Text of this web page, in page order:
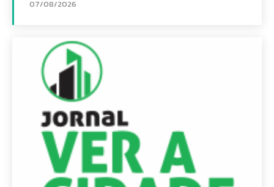
07/08/2026